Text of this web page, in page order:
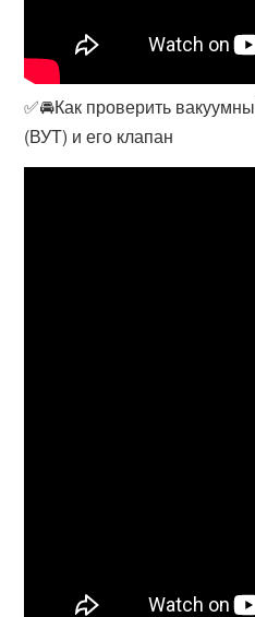
✅🚘Как проверить
(ВУТ) и его клапан